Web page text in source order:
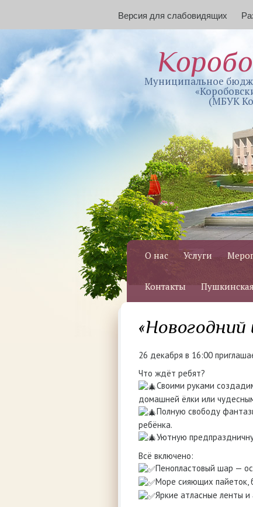
Версия для слабовидящих
Муниципальное
(МБУК
О нас Услуги
Контакты
26 декабря в 16:00
Что ждёт ребят?
Своими руками
домашней ёлки или
Полную свободу
ребёнка.
Уютную
Всё включено:
Пенопластовый шар —
Море сияющих пайеток,
Яркие атласные ленты